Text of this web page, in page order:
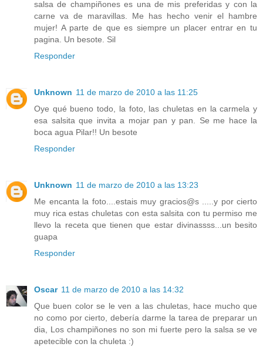
salsa de champiñones es una de mis preferidas y con la
carne va de maravillas. Me has hecho venir el hambre
mujer! A parte de que es siempre un placer entrar en tu
pagina. Un besote. Sil
Responder
Unknown 11 de marzo de 2010 a las 11:25
Oye qué bueno todo, la foto, las chuletas en la carmela y
esa salsita que invita a mojar pan y pan. Se me hace la
boca agua Pilar!! Un besote
Responder
Unknown 11 de marzo de 2010 a las 13:23
Me encanta la foto....estais muy gracios@s .....y por cierto
muy rica estas chuletas con esta salsita con tu permiso me
llevo la receta que tienen que estar divinassss...un besito
guapa
Responder
Oscar 11 de marzo de 2010 a las 14:32
Que buen color se le ven a las chuletas, hace mucho que
no como por cierto, debería darme la tarea de preparar un
dia, Los champiñones no son mi fuerte pero la salsa se ve
apetecible con la chuleta :)